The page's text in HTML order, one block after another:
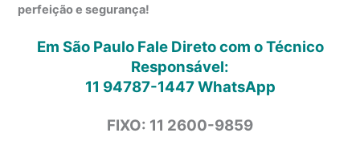
perfeição e segurança!
Em São Paulo Fale Direto com o Técnico
Responsável:
11 94787-1447WhatsApp
FIXO: 11 2600-9859